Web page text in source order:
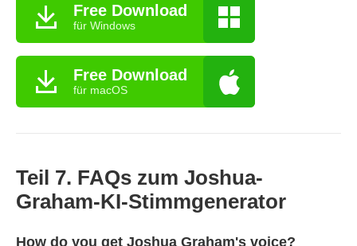
Free Download
für Windows
Free Download
für macOS
Teil 7. FAQs zum Joshua-
Graham-KI-Stimmgenerator
How do you get Joshua Graham's voice?